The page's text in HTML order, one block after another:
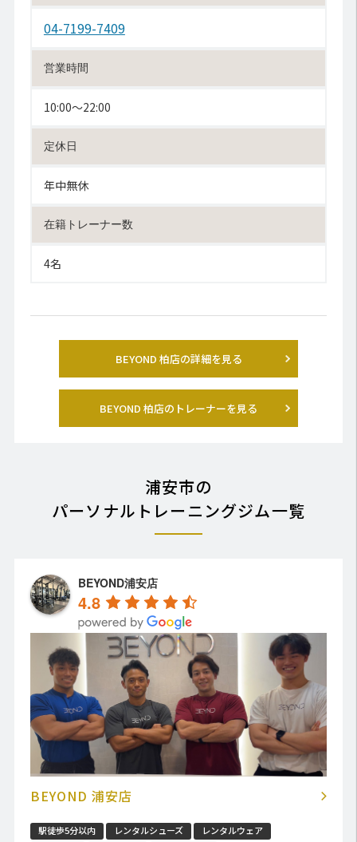
04-7199-7409
営業時間
10:00〜22:00
定休日
年中無休
在籍トレーナー数
4名
BEYOND 柏店の詳細を見る
BEYOND 柏店のトレーナーを見る
浦安市の
パーソナルトレーニングジム一覧
BEYOND 浦安店
駅徒歩5分以内 レンタルシューズ
レンタルウェア
BEYOND浦安店
4.8